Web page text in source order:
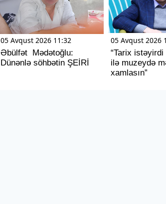
05 Avqust 2026 11:32
Əbülfət Mədətoğlu:
Dünənlə söhbətin ŞEİRİ
05 Avqust 2026
“Tarix istəyirdi
ilə muzeydə
xamlasın”